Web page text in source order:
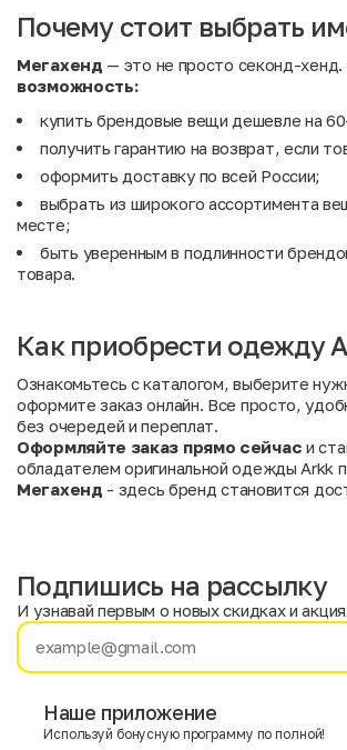
Почему стоит выбрать
Мегахенд — это не просто секонд-хенд.
возможность:
купить брендовые вещи дешевле на
получить гарантию на возврат, если
оформить доставку по всей России;
выбрать из широкого ассортимента
месте;
быть уверенным в подлинности
товара.
Как приобрести одежду
Ознакомьтесь с каталогом, выберите
оформите заказ онлайн. Все просто,
без очередей и переплат.
Оформляйте заказ прямо сейчас и
обладателем оригинальной одежды Arkk
Мегахенд - здесь бренд становится
Имя
E-mail
Подпишись на рассылку
И узнавай первым о новых скидках и
Наше приложение
Используй бонусную программу по полной!